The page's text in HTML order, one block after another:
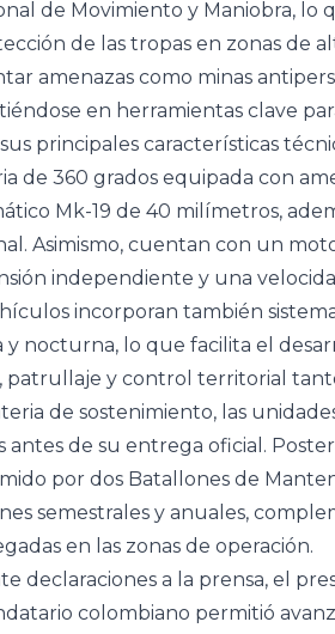
de Movimiento y Maniobra,
de las tropas en zonas de
amenazas como minas
en herramientas clave
principales características
de 360 grados equipada con
Mk-19 de 40 milímetros,
Asimismo, cuentan con un
independiente y una
incorporan también
y nocturna, lo que facilita el
patrullaje y control territorial
de sostenimiento, las
antes de su entrega oficial.
por dos Batallones de
semestrales y anuales,
en las zonas de operación.
declaraciones a la prensa, el
colombiano permitió